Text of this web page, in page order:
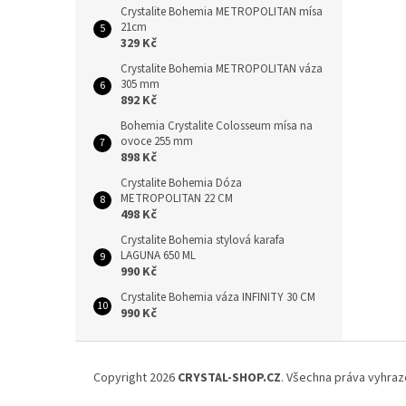
Crystalite Bohemia METROPOLITAN mísa
21cm
329 Kč
Crystalite Bohemia METROPOLITAN váza
305 mm
892 Kč
Bohemia Crystalite Colosseum mísa na
ovoce 255 mm
898 Kč
Crystalite Bohemia Dóza
METROPOLITAN 22 CM
498 Kč
Crystalite Bohemia stylová karafa
LAGUNA 650 ML
990 Kč
Crystalite Bohemia váza INFINITY 30 CM
990 Kč
Copyright 2026 CRYSTAL-SHOP.CZ. Všechna práva